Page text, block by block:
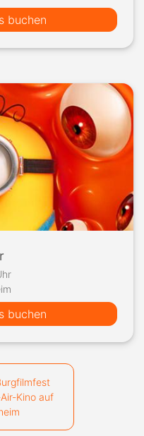
buchen
buchen
Kino auf